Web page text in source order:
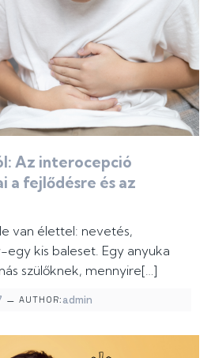
Az interocepció
a fejlődésre és az
van élettel: nevetés,
kis baleset. Egy anyuka
szülőknek, mennyire[…]
– AUTHOR: admin